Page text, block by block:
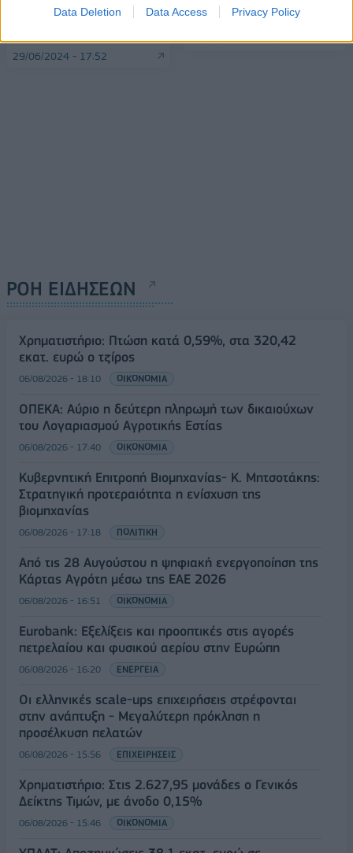
Data Deletion Data Access Privacy Policy
ριπές των ανέμων -
29/06/2024 - 17:52
και εκκενώσεις
30/06/2024 - 16:34
ΡΟΗ ΕΙΔΗΣΕΩΝ
Χρηματιστήριο: Πτώση κατά 0,59%, στα 320,42
εκατ. ευρώ ο τζίρος
06/08/2026 - 18:10 ΟΙΚΟΝΟΜΙΑ
ΟΠΕΚΑ: Αύριο η δεύτερη πληρωμή των δικαιούχων
του Λογαριασμού Αγροτικής Εστίας
06/08/2026 - 17:40 ΟΙΚΟΝΟΜΙΑ
Κυβερνητική Επιτροπή Βιομηχανίας- Κ. Μητσοτάκης:
Στρατηγική προτεραιότητα η ενίσχυση της
βιομηχανίας
06/08/2026 - 17:18 ΠΟΛΙΤΙΚΗ
Από τις 28 Αυγούστου η ψηφιακή ενεργοποίηση της
Κάρτας Αγρότη μέσω της ΕΑΕ 2026
06/08/2026 - 16:51 ΟΙΚΟΝΟΜΙΑ
Eurobank: Εξελίξεις και προοπτικές στις αγορές
πετρελαίου και φυσικού αερίου στην Ευρώπη
06/08/2026 - 16:20 ΕΝΕΡΓΕΙΑ
Οι ελληνικές scale-ups επιχειρήσεις στρέφονται
στην ανάπτυξη - Μεγαλύτερη πρόκληση η
προσέλκυση πελατών
06/08/2026 - 15:56 ΕΠΙΧΕΙΡΗΣΕΙΣ
Χρηματιστήριο: Στις 2.627,95 μονάδες ο Γενικός
Δείκτης Τιμών, με άνοδο 0,15%
06/08/2026 - 15:46 ΟΙΚΟΝΟΜΙΑ